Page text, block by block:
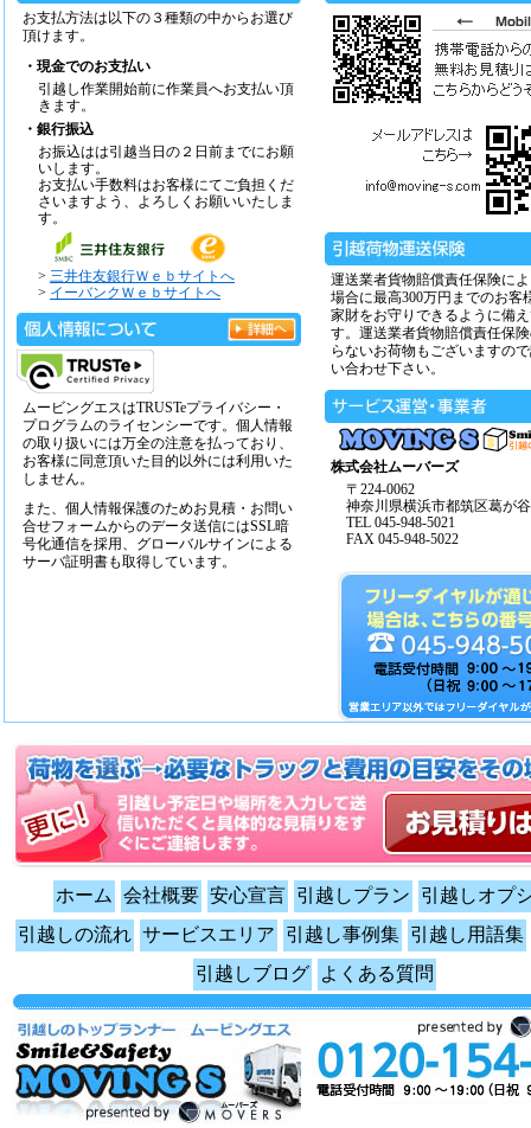
お支払方法は以下の３種類の中からお選び
頂けます。
・現金でのお支払い
引越し作業開始前に作業員へお支払い頂
きます。
・銀行振込
お振込はは引越当日の２日前までにお願
いします。
お支払い手数料はお客様にてご負担くだ
さいますよう、よろしくお願いいたしま
す。
> 三井住友銀行Ｗｅｂサイトへ
> イーバンクＷｅｂサイトへ
ムービングエスはTRUSTeプライバシー・
プログラムのライセンシーです。個人情報
の取り扱いには万全の注意を払っており、
お客様に同意頂いた目的以外には利用いた
しません。
また、個人情報保護のためお見積・お問い
合せフォームからのデータ送信にはSSL暗
号化通信を採用、グローバルサインによる
サーバ証明書も取得しています。
運送業者貨物賠償責任保険に
場合に最高300万円までのお客
家財をお守りできるように備
す。運送業者貨物賠償責任保
らないお荷物もございますの
い合わせ下さい。
株式会社ムーバーズ
〒224-0062
神奈川県横浜市都筑区葛が
TEL 045-948-5021
FAX 045-948-5022
ホーム 会社概要 安心宣言 引越しプラン
引越しオプ
引越しの流れ サービスエリア 引越し事例集 引越し用語集
引越しブログ
よくある質問